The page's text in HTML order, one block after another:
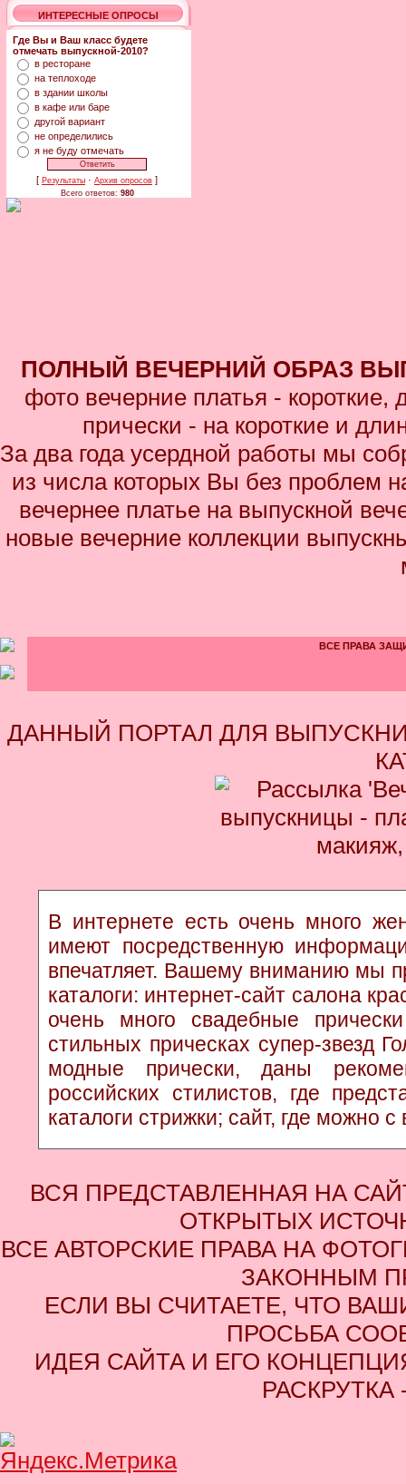
ИНТЕРЕСНЫЕ ОПРОСЫ
Где Вы и Ваш класс будете
отмечать выпускной-2010?
в ресторане
на теплоходе
в здании школы
в кафе или баре
другой вариант
не определились
я не буду отмечать
[ Результаты · Архив опросов ]
Всего ответов: 980
ПОЛНЫЙ ВЕЧЕРНИЙ ОБРАЗ
фото вечерние платья -
прически - на короткие и
За два года усердной работы мы
из числа которых Вы без проблем
вечернее платье на выпускной
новые вечерние коллекции
ВСЕ ПРАВА
ДАННЫЙ ПОРТАЛ ДЛЯ
В интернете есть очень много
имеют посредственную
впечатляет. Вашему вниманию мы
каталоги: интернет-сайт салона
очень много свадебные
стильных прическах супер-звезд
модные прически, даны
российских стилистов, где
каталоги стрижки; сайт, где можно
ВСЯ ПРЕДСТАВЛЕННАЯ НА
ОТКРЫТЫХ
ВСЕ АВТОРСКИЕ ПРАВА НА
ЗАКОННЫМ
ЕСЛИ ВЫ СЧИТАЕТЕ, ЧТО
ПРОСЬБА
ИДЕЯ САЙТА И ЕГО
РАСКРУТКА